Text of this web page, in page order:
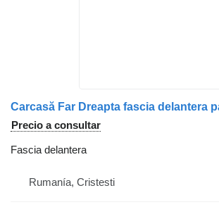
Precio a consultar
Fascia delantera
Rumanía, Cristesti